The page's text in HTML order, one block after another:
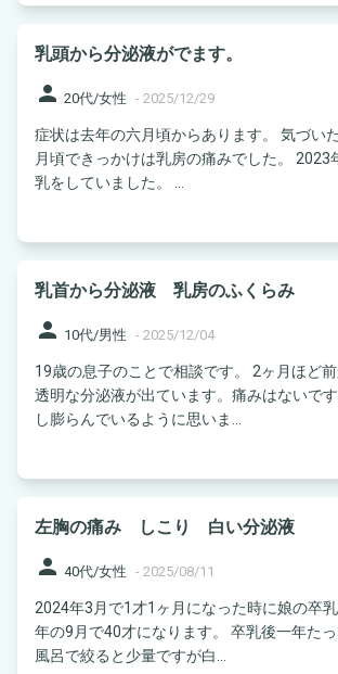
乳頭から分泌液がでます。
person 20代/女性 - 2025/12/29
症状は去年の六月頃からあります。 気づいたのが2024年の6
月頃できっかけは乳房の痛みでした。 2023
乳首から分泌液 乳房のふくらみ
person 10代/男性 - 2025/12/04
19歳の息子のことで相談です。 2ヶ月ほど前から左乳房から
透明な分泌液が出ています。痛みはないで
し膨らんでいるように思いま...
左胸の痛み しこり 白い分泌液
person 40代/女性 - 2025/08/11
2024年3月で1才1ヶ月になった時に娘の卒
年の9月で40才になります。 卒乳後一年た
風呂で絞ると少量ですが白...